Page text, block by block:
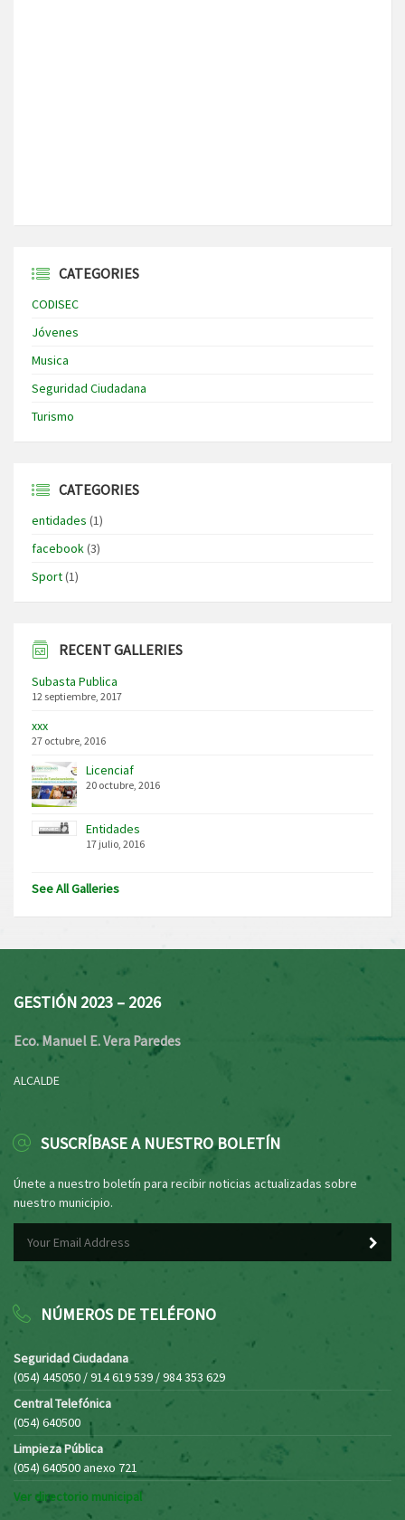
CATEGORIES
CODISEC
Jóvenes
Musica
Seguridad Ciudadana
Turismo
CATEGORIES
entidades (1)
facebook(3)
Sport(1)
RECENT GALLERIES
Subasta Publica
12 septiembre, 2017
xxx
27 octubre, 2016
Licenciaf
20 octubre, 2016
Entidades
17 julio, 2016
See All Galleries
GESTIÓN 2023 – 2026
Eco. Manuel E. Vera Paredes
ALCALDE
SUSCRÍBASE A NUESTRO BOLETÍN
Únete a nuestro boletín para recibir noticias actualizadas sobre
nuestro municipio.
NÚMEROS DE TELÉFONO
Seguridad Ciudadana
(054) 445050 / 914 619 539 / 984 353 629
Central Telefónica
(054) 640500
Limpieza Pública
(054) 640500 anexo 721
Ver directorio municipal